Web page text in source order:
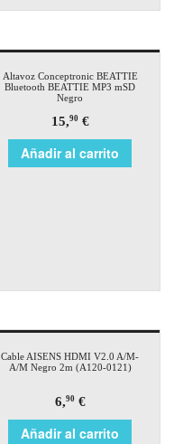
Altavoz Conceptronic BEATTIE
Bluetooth BEATTIE MP3 mSD
Negro
15,90€
Añadir al carrito
Cable AISENS HDMI V2.0 A/M-
A/M Negro 2m (A120-0121)
6,90€
Añadir al carrito